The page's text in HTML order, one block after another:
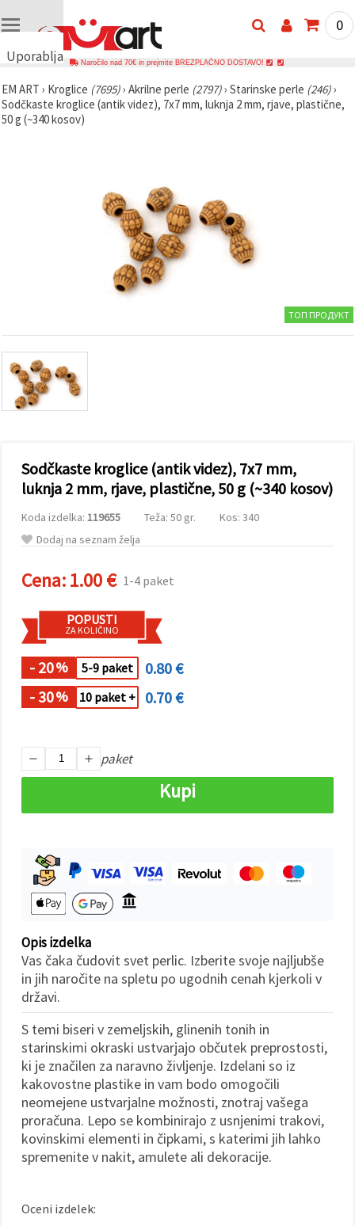
Uporabljamo
🍪
Uporabljamo
piškotke in
prikazujemo
vsebine in
oglase, tudi
s pomočjo
naših
partnerjev
»Sprejmi
vse!« se
lahko
uporabo
vseh
piškotkov.
označite
preference z
izbiro
določene
vrste
piškotkov
in klikom
na gumb
»Shrani«.
vse
0
Naročilo nad 70€ in prejmite BREZPLAČNO DOSTAVO!
EM ART › Kroglice (7695)› Akrilne perle (2797)› Starinske perle (246)›
Sodčkaste kroglice (antik videz), 7x7 mm, luknja 2 mm, rjave, plastične,
50 g (~340 kosov)
ТОП ПРОДУКТ
Sodčkaste kroglice (antik videz), 7x7 mm,
luknja 2 mm, rjave, plastične, 50 g (~340 kosov)
Koda izdelka: 119655 Teža: 50 gr.
Kos: 340
Dodaj na seznam želja
Cena:1.00 € 1-4 paket
POPUSTI
ZA KOLIČINO
- 20% 5-9 paket
0.80 €
- 30% 10 paket + 0.70 €
paket
Kupi
Opis izdelka
Vas čaka čudovit svet perlic. Izberite svoje najljubše
in jih naročite na spletu po ugodnih cenah kjerkoli v
državi.
S temi biseri v zemeljskih, glinenih tonih in
starinskimi okraski ustvarjajo občutek preprostosti,
ki je značilen za naravno življenje. Izdelani so iz
kakovostne plastike in vam bodo omogočili
neomejene ustvarjalne možnosti, znotraj vašega
proračuna. Lepo se kombinirajo z usnjenimi trakovi,
kovinskimi elementi in čipkami, s katerimi jih lahko
spremenite v nakit, amulete ali dekoracije.
Oceni izdelek: